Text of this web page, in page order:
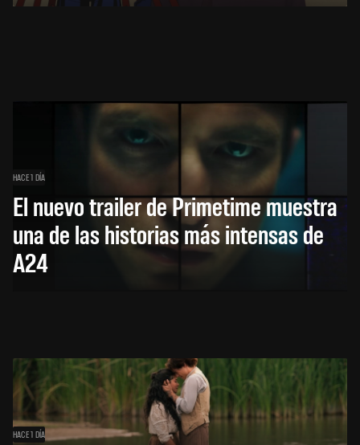
HACE 1 DÍA
El nuevo trailer de Primetime muestra
una de las historias más intensas de
A24
HACE 1 DÍA